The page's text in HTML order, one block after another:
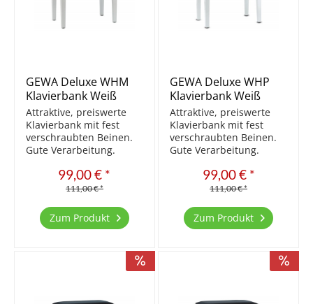
GEWA Deluxe WHM
Klavierbank Weiß
matt/Schwarz
Attraktive, preiswerte
Klavierbank mit fest
verschraubten Beinen.
Gute Verarbeitung.
preiswerten Bänke.
Massivholz Sitzfläche
M10 Schraubdübel mit
Gestell fixiert stufenlos
99,00 € *
111,00 € *
Zum Produkt
GEWA Deluxe WHP
Klavierbank Weiß
poliert/Schwarz
Attraktive, preiswerte
Klavierbank mit fest
verschraubten Beinen.
Gute Verarbeitung.
preiswerten Bänke.
Massivholz Sitzfläche
M10 Schraubdübel mit
Gestell fixiert stufenlos
99,00 € *
111,00 € *
Zum Produkt